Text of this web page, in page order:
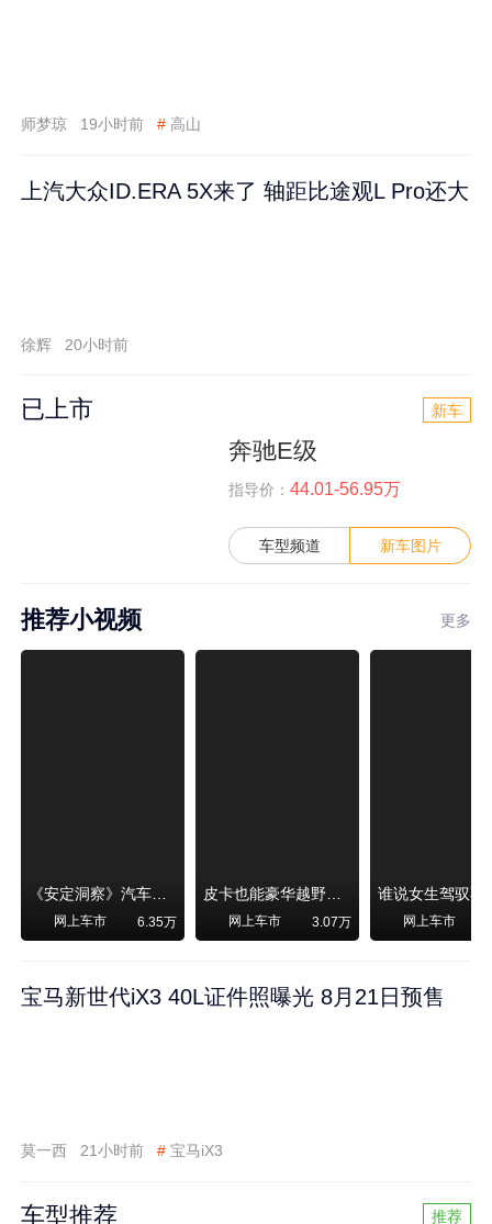
师梦琼 19小时前 # 高山
上汽大众ID.ERA 5X来了 轴距比途观L Pro还大
徐辉 20小时前
已上市 新车
奔驰E级
指导价： 44.01-56.95万
车型频道 新车图片
推荐小视频 更多
《安定洞察》汽车烧不烧油，和石油安全无关！
网上车市 6.35万
皮卡也能豪华越野！纵横F700上市，限时卖29.99万起
网上车市 3.07万 网上车市
宝马新世代iX3 40L证件照曝光 8月21日预售
莫一西 21小时前 # 宝马iX3
车型推荐 推荐